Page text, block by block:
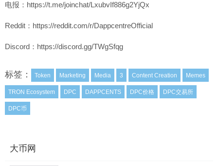
电报：https://t.me/joinchat/LxubvIf886g2YjQx
Reddit：https://reddit.com/r/DappcentreOfficial
Discord：https://discord.gg/TWgSfqg
标签： Token Marketing Media 3 Content Creation Memes
TRON Ecosystem DPC DAPPCENTS DPC价格 DPC交易所
DPC币
大币网